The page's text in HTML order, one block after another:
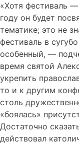
«Хотя фестиваль
году он будет
тематике; это не
фестиваль в
особенный, —
время святой
укрепить
то и к другим
столь
«боялась»
Достаточно
действовал